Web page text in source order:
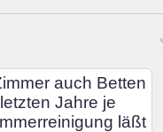
auch Betten
Jahre je
läßt